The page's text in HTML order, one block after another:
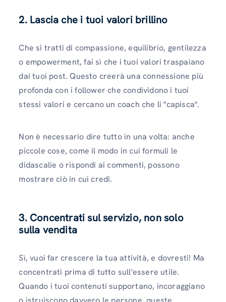
2. Lascia che i tuoi valori brillino
Che si tratti di compassione, equilibrio, gentilezza
o empowerment, fai sì che i tuoi valori traspaiano
dai tuoi post. Questo creerà una connessione più
profonda con i follower che condividono i tuoi
stessi valori e cercano un coach che li "capisca".
Non è necessario dire tutto in una volta: anche
piccole cose, come il modo in cui formuli le
didascalie o rispondi ai commenti, possono
mostrare ciò in cui credi.
3. Concentrati sul servizio, non solo
sulla vendita
Sì, vuoi far crescere la tua attività, e dovresti! Ma
concentrati prima di tutto sull'essere utile.
Quando i tuoi contenuti supportano, incoraggiano